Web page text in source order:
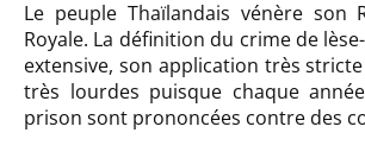
Le peuple Thaïlandais vénère son
Royale. La définition du crime de
extensive, son application très
très lourdes puisque chaque
prison sont prononcées contre des